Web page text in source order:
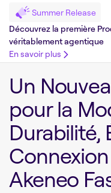
Summer Release
Découvrez la première
véritablement agentique
En savoir plus
Un
pour la
Durabilité,
Akeneo